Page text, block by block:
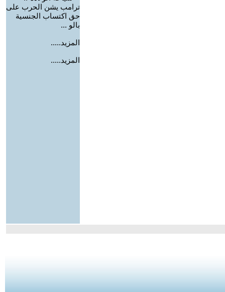
ترامب يشن الحرب على
حق اكتساب الجنسية
بالو ...
المزيد.....
المزيد.....